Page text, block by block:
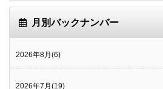
月別バックナンバー
2026年8月(6)
2026年7月(19)